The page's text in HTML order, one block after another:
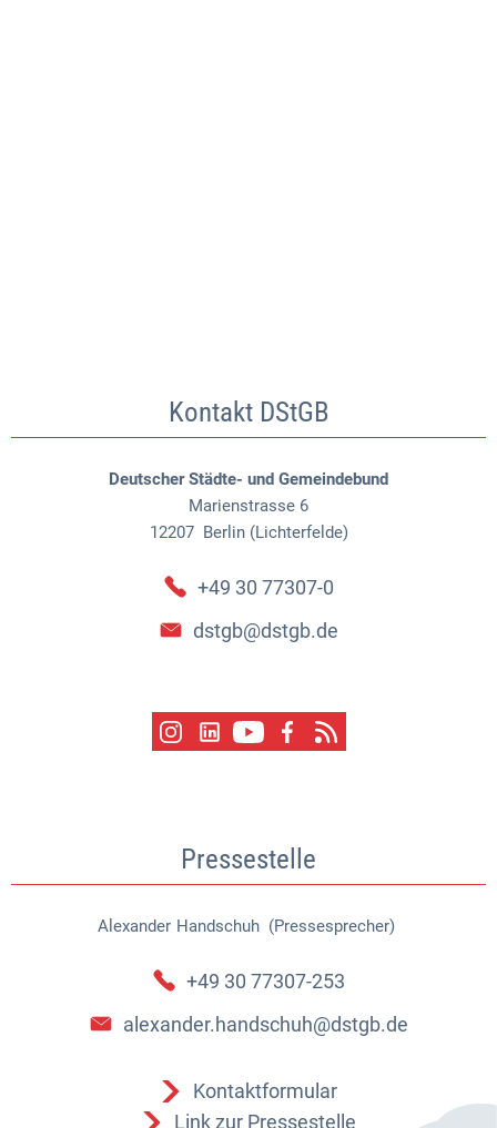
Kontakt DStGB
Deutscher Städte- und Gemeindebund
Marienstrasse 6
12207 Berlin (Lichterfelde)
+49 30 77307-0
dstgb@dstgb.de
Pressestelle
Alexander Handschuh (Pressesprecher)
Alexander Handschuh
+49 30 77307-253
alexander.handschuh@dstgb.de
Kontaktformular
Link zur Pressestelle